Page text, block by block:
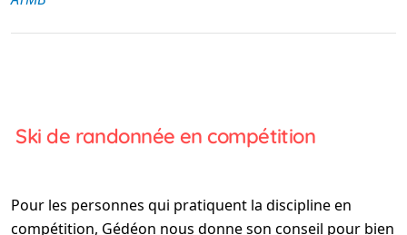
Ski de randonnée en compétition
Pour les personnes qui pratiquent la discipline en
compétition, Gédéon nous donne son conseil pour bien